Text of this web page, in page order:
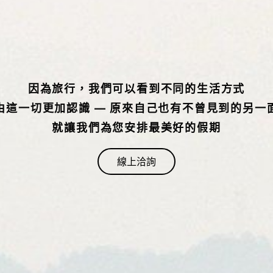
因為旅行，我們可以看到不同的生活方式
這一切更加認識 — 原來自己也有不曾見到的另一
就讓我們為您安排最美好的假期
線上洽詢